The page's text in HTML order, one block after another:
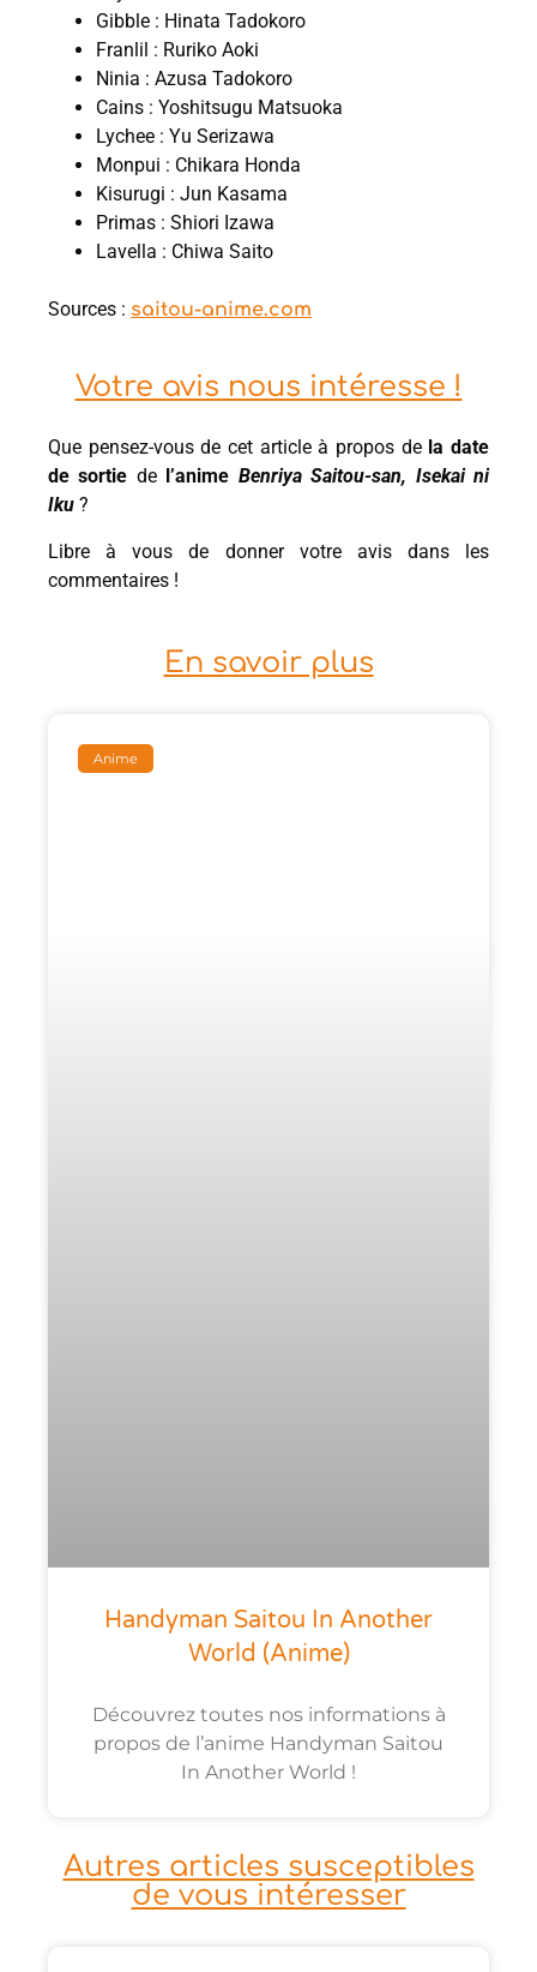
Gibble : Hinata Tadokoro
Franlil : Ruriko Aoki
Ninia : Azusa Tadokoro
Cains : Yoshitsugu Matsuoka
Lychee : Yu Serizawa
Monpui : Chikara Honda
Kisurugi : Jun Kasama
Primas : Shiori Izawa
Lavella : Chiwa Saito
Sources : saitou-anime.com
Votre avis nous intéresse !
Que pensez-vous de cet article à propos de la date
de sortie de l’anime Benriya Saitou-san, Isekai ni
Iku ?
Libre à vous de donner votre avis dans les
commentaires !
En savoir plus
Anime
Handyman Saitou In Another
World (anime)
Découvrez toutes nos informations à
propos de l’anime Handyman Saitou
In Another World !
Autres articles susceptibles
de vous intéresser